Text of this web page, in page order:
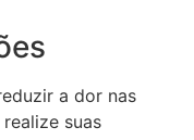
a dor nas
suas